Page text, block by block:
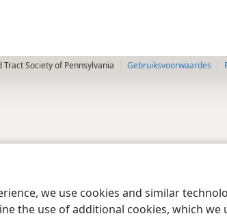
we use cookies and similar
the use of additional cookies, which
Society of Pennsylvania Gebruiksvoorwaardes